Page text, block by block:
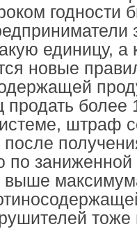
годности
единицу,
новые
продать более
штраф
по
выше
тоже